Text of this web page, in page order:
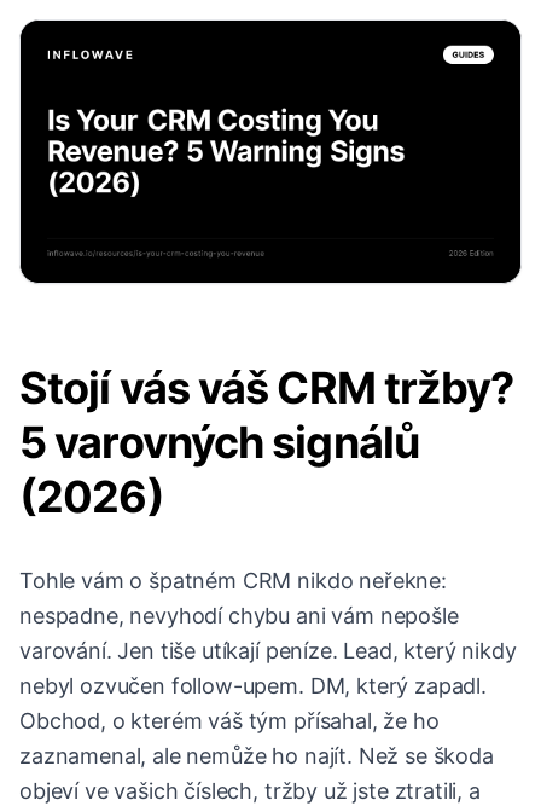
Stojí vás váš CRM tržby?
5 varovných signálů
(2026)
Tohle vám o špatném CRM nikdo neřekne:
nespadne, nevyhodí chybu ani vám nepošle
varování. Jen tiše utíkají peníze. Lead, který nikdy
nebyl ozvučen follow-upem. DM, který zapadl.
Obchod, o kterém váš tým přísahal, že ho
zaznamenal, ale nemůže ho najít. Než se škoda
objeví ve vašich číslech, tržby už jste ztratili, a